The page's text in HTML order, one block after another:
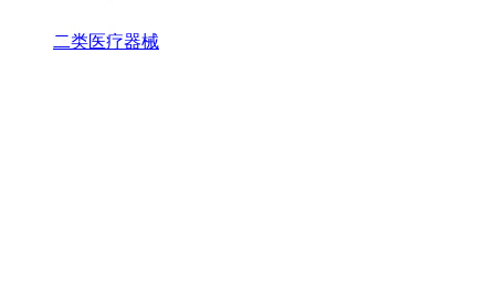
二类医疗器械